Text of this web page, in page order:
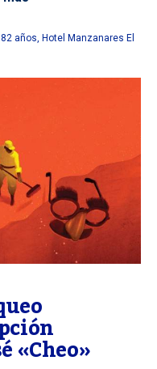
años, Hotel Manzanares El
«Cheo»